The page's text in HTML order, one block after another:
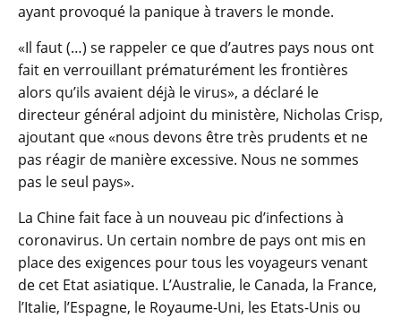
ayant provoqué la panique à travers le monde.
«Il faut (…) se rappeler ce que d’autres pays nous ont
fait en verrouillant prématurément les frontières
alors qu’ils avaient déjà le virus», a déclaré le
directeur général adjoint du ministère, Nicholas Crisp,
ajoutant que «nous devons être très prudents et ne
pas réagir de manière excessive. Nous ne sommes
pas le seul pays».
La Chine fait face à un nouveau pic d’infections à
coronavirus. Un certain nombre de pays ont mis en
place des exigences pour tous les voyageurs venant
de cet Etat asiatique. L’Australie, le Canada, la France,
l’Italie, l’Espagne, le Royaume-Uni, les Etats-Unis ou